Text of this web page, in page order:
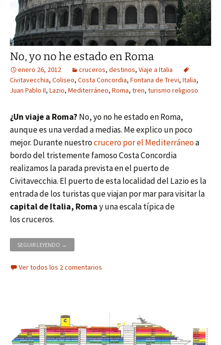
No, yo no he estado en Roma
enero 26, 2012 cruceros, destinos, Viaje a Italia
Civitavecchia, Coliseo, Costa Concordia, Fontana de Trevi, Italia,
Juan Pablo II, Lazio, Mediterráneo, Roma, tren, turismo religioso
¿Un viaje a Roma? No, yo no he estado en Roma,
aunque es una verdad a medias. Me explico un poco
mejor. Durante nuestrocrucero por el Mediterráneoa
bordo del tristemente famoso Costa Concordia
realizamos la parada prevista en el puerto de
Civitavecchia. El puerto de esta localidad del Lazio es la
entrada de los turistas que viajan por mar para visitar la
capital de Italia, Romay una escala típica de
los cruceros.
SEGUIR LEYENDO NO, YO NO HE ESTADO EN ROMA
→
Ver todos los 2 comentarios